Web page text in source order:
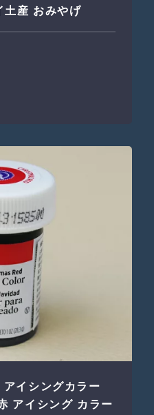
土産 おみやげ
イシングカラー
アイシング カラー